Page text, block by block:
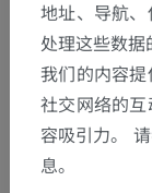
人体解剖学1
人体神经解剖
地址、导航、
处理这些数
我们的内容
社交网络的
容吸引力。
息。